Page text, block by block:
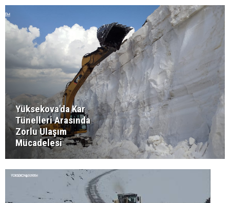
Yüksekova'da Kar
Tünelleri Arasında
Zorlu Ulaşım
Mücadelesi